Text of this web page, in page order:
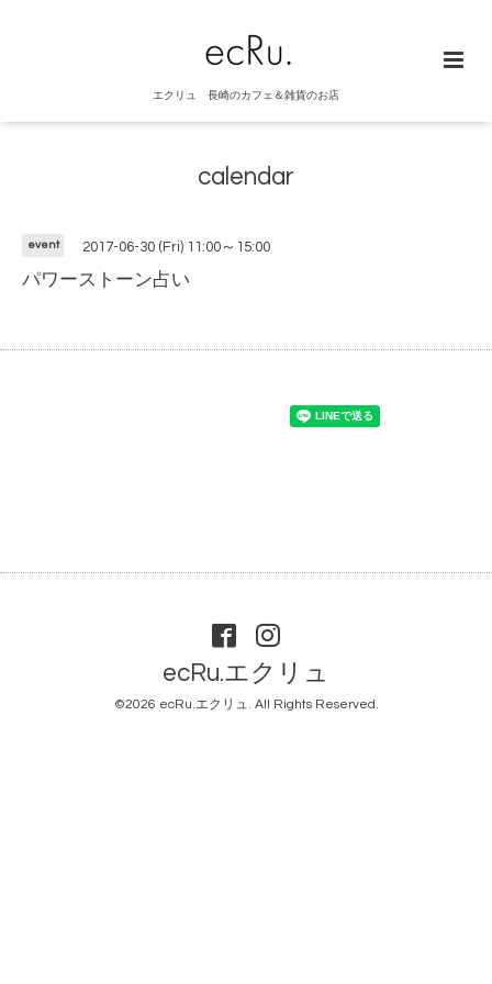
エクリュ 長崎のカフェ＆雑貨のお店
calendar
event 2017-06-30 (Fri) 11:00～15:00
パワーストーン占い
ecRu.エクリュ
©2026 ecRu.エクリュ. All Rights Reserved.